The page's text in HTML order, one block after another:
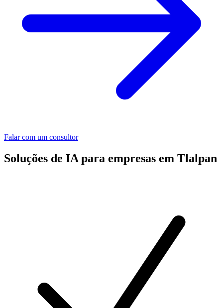
Falar com um consultor
Soluções de IA para empresas em Tlalpan